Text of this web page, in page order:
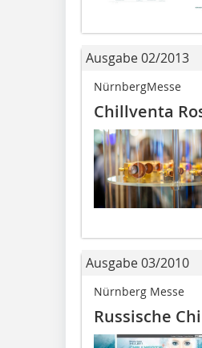
Ausgabe 02/2013
NürnbergMesse
Chillventa
Ausgabe 03/2010
Nürnberg Messe
Russische